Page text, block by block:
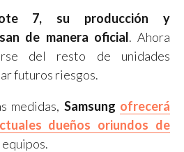
7, su producción y
de manera oficial. Ahora
del resto de unidades
futuros riesgos.
medidas, Samsung ofrecerá
dueños oriundos de